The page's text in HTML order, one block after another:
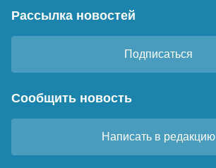
Рассылка новостей
Подписаться
Сообщить новость
Написать в редакцию